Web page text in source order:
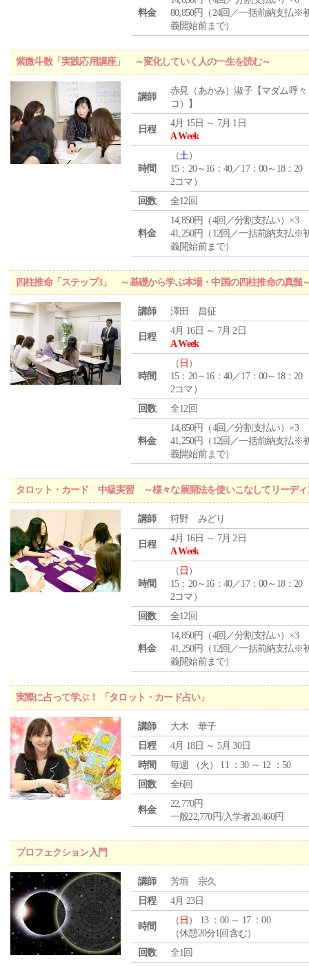
料金
80,850円（24回／一括前納支払※
義開始前まで）
紫微斗数「実践応用講座」 ～変化していく人の一生を読む～
講師
赤見（あかみ）淑子【マダム呼々
コ）】
日程
4月 15日 ～ 7月 1日
A Week
時間
（土）
15：20～16：40／17：00～18：20
2コマ）
回数
全12回
料金
14,850円（4回／分割支払い）×3
41,250円（12回／一括前納支払※
義開始前まで）
四柱推命「ステップ3」 ～基礎から学ぶ本場・中国の四柱推命の真髄
講師 澤田 昌征
日程
4月 16日 ～ 7月 2日
A Week
時間
（ 日 ）
15：20～16：40／17：00～18：20
2コマ）
回数
全12回
料金
14,850円（4回／分割支払い）×3
41,250円（12回／一括前納支払※
義開始前まで）
タロット・カード 中級実習 ～様々な展開法を使いこなしてリーディ
講師 狩野 みどり
日程
4月 16日 ～ 7月 2日
A Week
時間
（ 日 ）
15：20～16：40／17：00～18：20
2コマ）
回数
全12回
料金
14,850円（4回／分割支払い）×3
41,250円（12回／一括前納支払※
義開始前まで）
実際に占って学ぶ！ 「タロット・カード占い」
講師
大木 華子
日程
4月 18日 ～ 5月 30日
時間
毎週 （火 ） 11 ：30 ～ 12 ：50
回数
全6回
料金
22,770円
一般22,770円/入学者20,460円
プロフェクション入門
講師
芳垣 宗久
日程
4月 23日
時間
（ 日 ） 13 ：00 ～ 17 ：00
（休憩20分1回含む）
回数
全1回